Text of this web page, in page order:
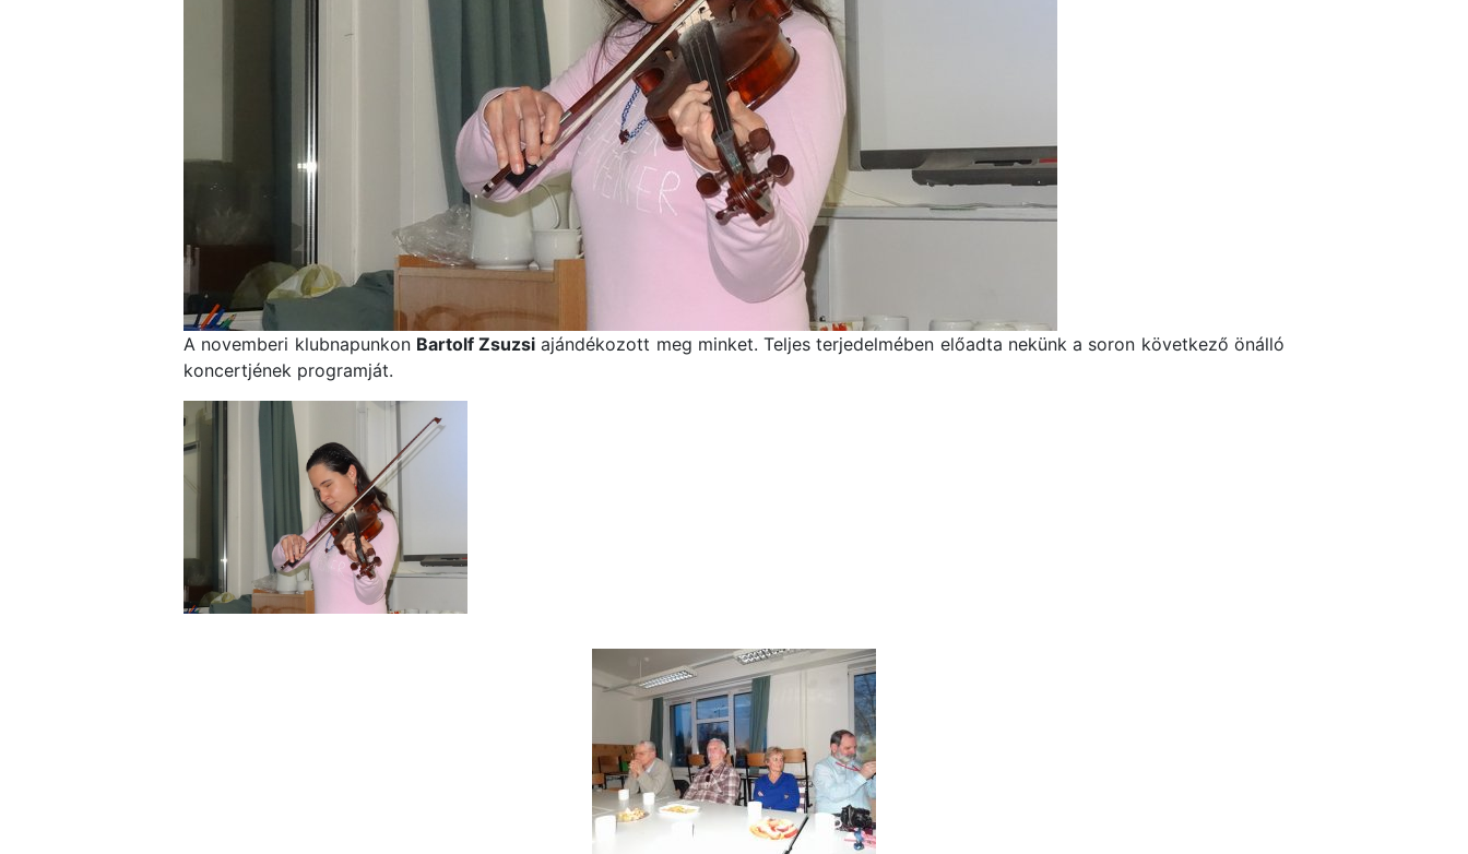
A novemberi klubnapunkon Bartolf Zsuzsi ajándékozott meg minket. Teljes terjedelmében előadta nekünk a soron következő önálló
koncertjének programját.